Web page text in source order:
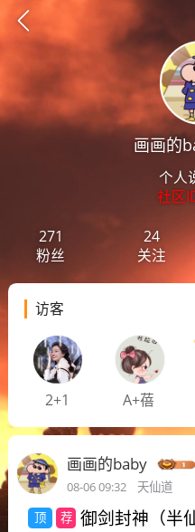
提示 想要更快入门社区，请阅读
花农场 藏宝阁 夺宝
新手宝典
画画的
个人
社区
271
粉丝
24
关注
访客
2+1 A+蓓
画画的baby
08-06 09:32 天仙道
御剑封神（半